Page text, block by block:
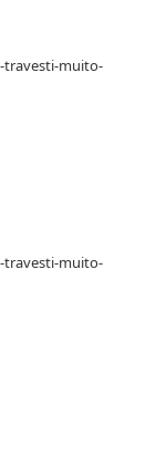
travesti-muito-
travesti-muito-